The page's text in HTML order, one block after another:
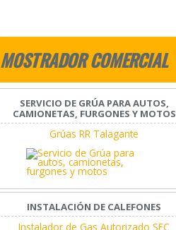
MOSTRADOR COMERCIAL
SERVICIO DE GRÚA PARA AUTOS,
CAMIONETAS, FURGONES Y MOTOS
Grúas RR Talagante
INSTALACIÓN DE CALEFONES
Instalador de Gas Autorizado SEC